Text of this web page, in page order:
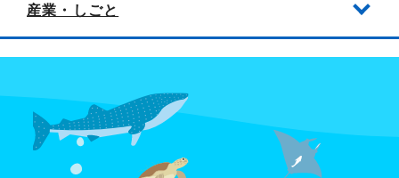
産業・しごと